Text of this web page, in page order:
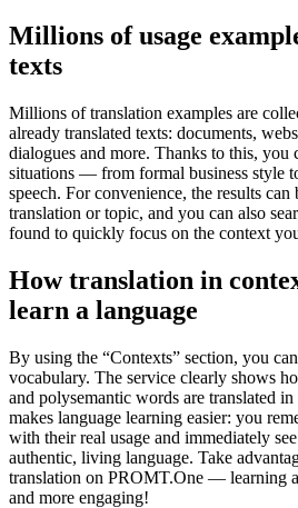
Millions of usage
texts
Millions of translation examples are
already translated texts: documents,
dialogues and more. Thanks to this, you
situations — from formal business style
speech. For convenience, the results
translation or topic, and you can also
found to quickly focus on the context
How translation in
learn a language
By using the “Contexts” section, you
vocabulary. The service clearly shows
and polysemantic words are translated
makes language learning easier: you
with their real usage and immediately
authentic, living language. Take
translation on PROMT.One — learning a
and more engaging!